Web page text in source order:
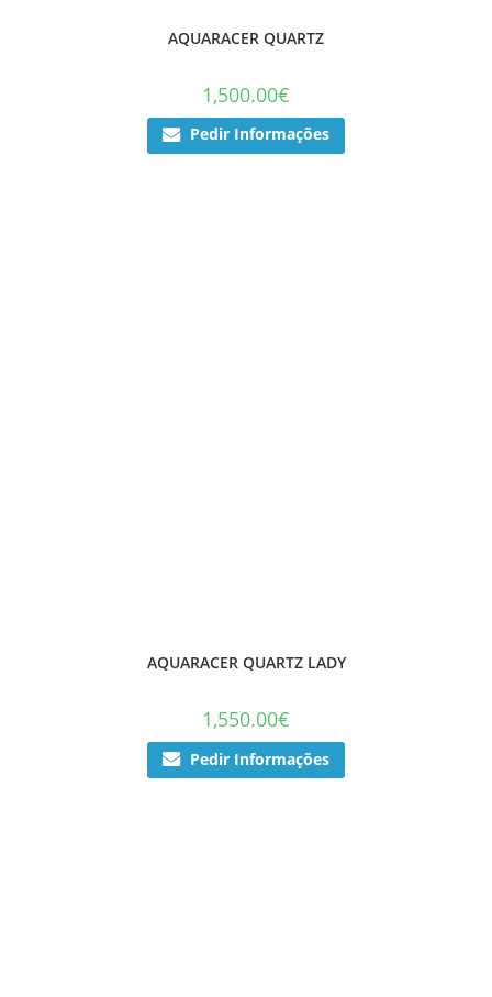
AQUARACER QUARTZ
1,500.00€
Pedir Informações
AQUARACER QUARTZ LADY
1,550.00€
Pedir Informações